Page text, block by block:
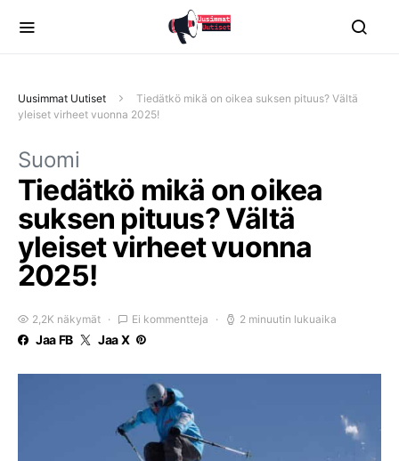
Uusimmat Uutiset
Tiedätkö mikä on oikea suksen pituus? Vältä
yleiset virheet vuonna 2025!
Suomi
Tiedätkö mikä on oikea
suksen pituus? Vältä
yleiset virheet vuonna
2025!
2,2K näkymät Ei kommentteja 2 minuutin lukuaika
Jaa FB Jaa X